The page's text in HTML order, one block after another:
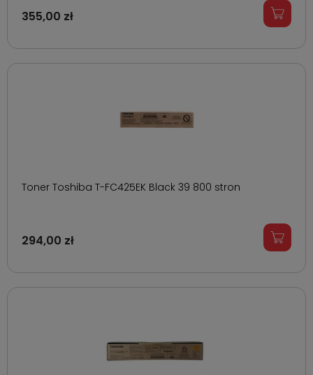
355,00 zł
Toner Toshiba T-FC425EK Black 39 800 stron
294,00 zł